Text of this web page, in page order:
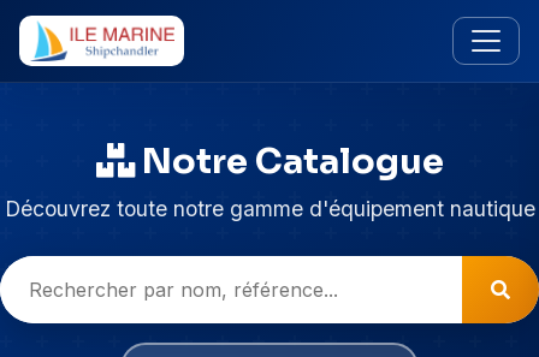
Notre Catalogue
Découvrez toute notre gamme d'équipement nautique